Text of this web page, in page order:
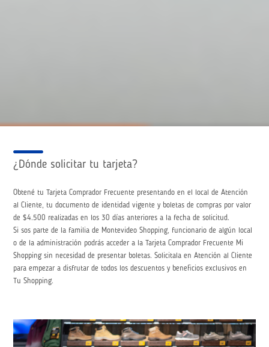
¿Dónde solicitar tu tarjeta?
Obtené tu Tarjeta Comprador Frecuente presentando en el local de Atención
al Cliente, tu documento de identidad vigente y boletas de compras por valor
de $4.500 realizadas en los 30 días anteriores a la fecha de solicitud.
Si sos parte de la familia de Montevideo Shopping, funcionario de algún local
o de la administración podrás acceder a la Tarjeta Comprador Frecuente Mi
Shopping sin necesidad de presentar boletas. Solicitala en Atención al Cliente
para empezar a disfrutar de todos los descuentos y beneficios exclusivos en
Tu Shopping.